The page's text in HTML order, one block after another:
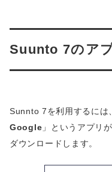
Suunto 7のア
Sunnto 7を利用するには
Google 」というアプリ
ダウンロードします。